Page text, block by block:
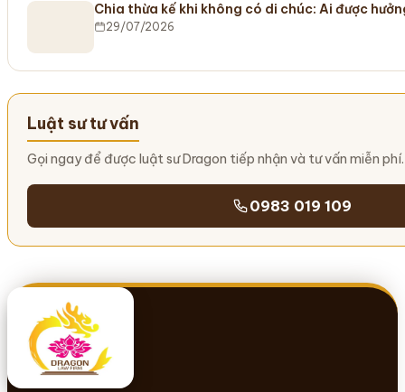
Chia thừa kế khi không có di chúc: Ai được
29/07/2026
Luật sư tư vấn
Gọi ngay để được luật sư Dragon tiếp nhận và tư vấn miễn phí.
0983 019 109